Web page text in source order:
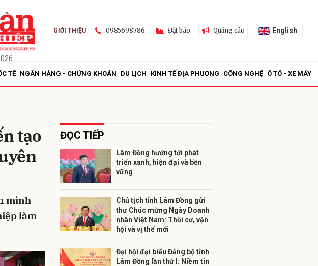
GIỚI THIỆU 0985698786 Đặt báo Quảng cáo English
TẾ NGÂN HÀNG - CHỨNG KHOÁN DU LỊCH KINH TẾ ĐỊA PHƯƠNG CÔNG NGHỆ Ô TÔ - XE MÁY
tạo
mình
làm
ĐỌC TIẾP
Lâm Đồng hướng tới phát
triển xanh, hiện đại và bền
vững
Chủ tịch tỉnh Lâm Đồng gửi
thư Chúc mừng Ngày Doanh
nhân Việt Nam: Thời cơ, vận
hội và vị thế mới
Đại hội đại biểu Đảng bộ tỉnh
Lâm Đồng lần thứ I: Niềm tin
Gửi